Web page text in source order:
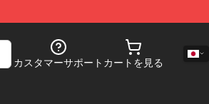
カスタマーサポート カートを見る